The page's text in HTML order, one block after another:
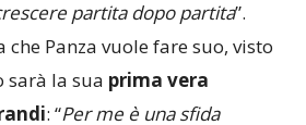
pressione ai ragazzi.
partita dopo partita”.
Panza vuole fare suo, visto